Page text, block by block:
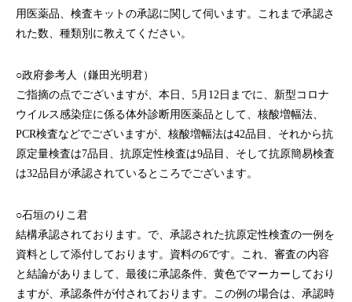
用医薬品、検査キットの承認に関して伺います。これまで承認さ
れた数、種類別に教えてください。
○政府参考人（鎌田光明君）
ご指摘の点でございますが、本日、5月12日までに、新型コロナ
ウイルス感染症に係る体外診断用医薬品として、核酸増幅法、
PCR検査などでございますが、核酸増幅法は42品目、それから抗
原定量検査は7品目、抗原定性検査は9品目、そして抗原簡易検査
は32品目が承認されているところでございます。
○石垣のりこ君
結構承認されております。で、承認された抗原定性検査の一例を
資料として添付しております。資料の6です。これ、審査の内容
と結論がありまして、最後に承認条件、黄色でマーカーしており
ますが、承認条件が付されております。この例の場合は、承認時